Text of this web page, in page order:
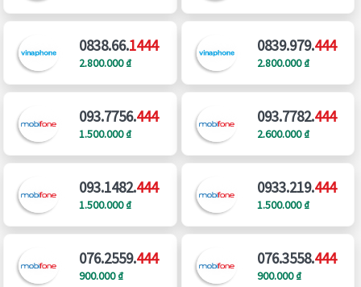
0838.66.1444
2.800.000 ₫
0839.979.444
2.800.000 ₫
093.7756.444
1.500.000 ₫
093.7782.444
2.600.000 ₫
093.1482.444
1.500.000 ₫
0933.219.444
1.500.000 ₫
076.2559.444
900.000 ₫
076.3558.444
900.000 ₫